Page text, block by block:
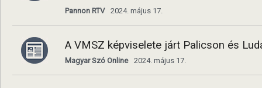
Pannon RTV 2024. május 17.
A VMSZ képviselete járt Palicson és
Magyar Szó Online 2024. május 17.